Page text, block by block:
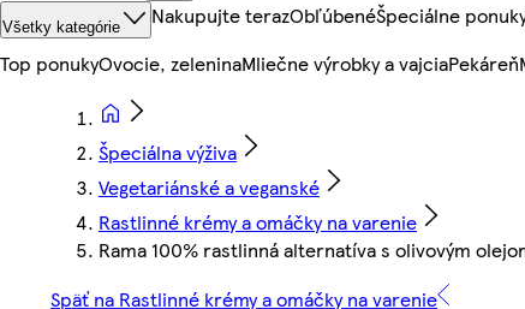
Všetky kategórie Nakupujte terazObľúbenéŠpeciálne
Top ponukyOvocie, zeleninaMliečne výrobky a vajciaPekáreň
Špeciálna výživa
Vegetariánské a veganské
Rastlinné krémy a omáčky na varenie
Rama 100% rastlinná alternatíva s olivovým
Späť na Rastlinné krémy a omáčky na varenie